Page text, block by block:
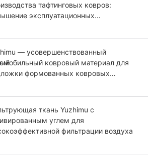
тафтинговых ковров:
эксплуатационных
— усовершенствованный
ковровый материал для
формованных ковровых
ткань Yuzhimu с
углем для
фильтрации воздуха